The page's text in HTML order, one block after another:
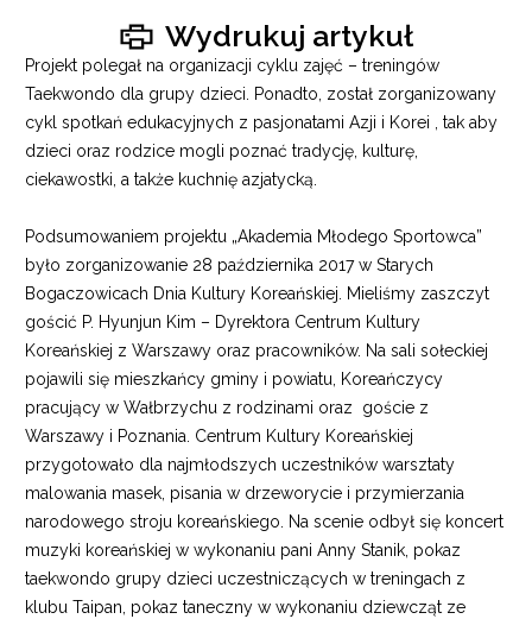
Wydrukuj artykuł
Projekt polegał na organizacji cyklu zajęć – treningów
Taekwondo dla grupy dzieci. Ponadto, został zorganizowany
cykl spotkań edukacyjnych z pasjonatami Azji i Korei , tak aby
dzieci oraz rodzice mogli poznać tradycję, kulturę,
ciekawostki, a także kuchnię azjatycką.
Podsumowaniem projektu „Akademia Młodego Sportowca”
było zorganizowanie 28 października 2017 w Starych
Bogaczowicach Dnia Kultury Koreańskiej. Mieliśmy zaszczyt
gościć P. Hyunjun Kim – Dyrektora Centrum Kultury
Koreańskiej z Warszawy oraz pracowników. Na sali sołeckiej
pojawili się mieszkańcy gminy i powiatu, Koreańczycy
pracujący w Wałbrzychu z rodzinami oraz goście z
Warszawy i Poznania. Centrum Kultury Koreańskiej
przygotowało dla najmłodszych uczestników warsztaty
malowania masek, pisania w drzeworycie i przymierzania
narodowego stroju koreańskiego. Na scenie odbył się koncert
muzyki koreańskiej w wykonaniu pani Anny Stanik, pokaz
taekwondo grupy dzieci uczestniczących w treningach z
klubu Taipan, pokaz taneczny w wykonaniu dziewcząt ze